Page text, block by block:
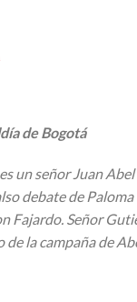
de Bogotá
un señor Juan
debate de
Fajardo. Señor
la campaña de